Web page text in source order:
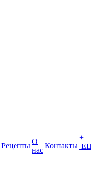
Рецепты
О
нас
Контакты
+